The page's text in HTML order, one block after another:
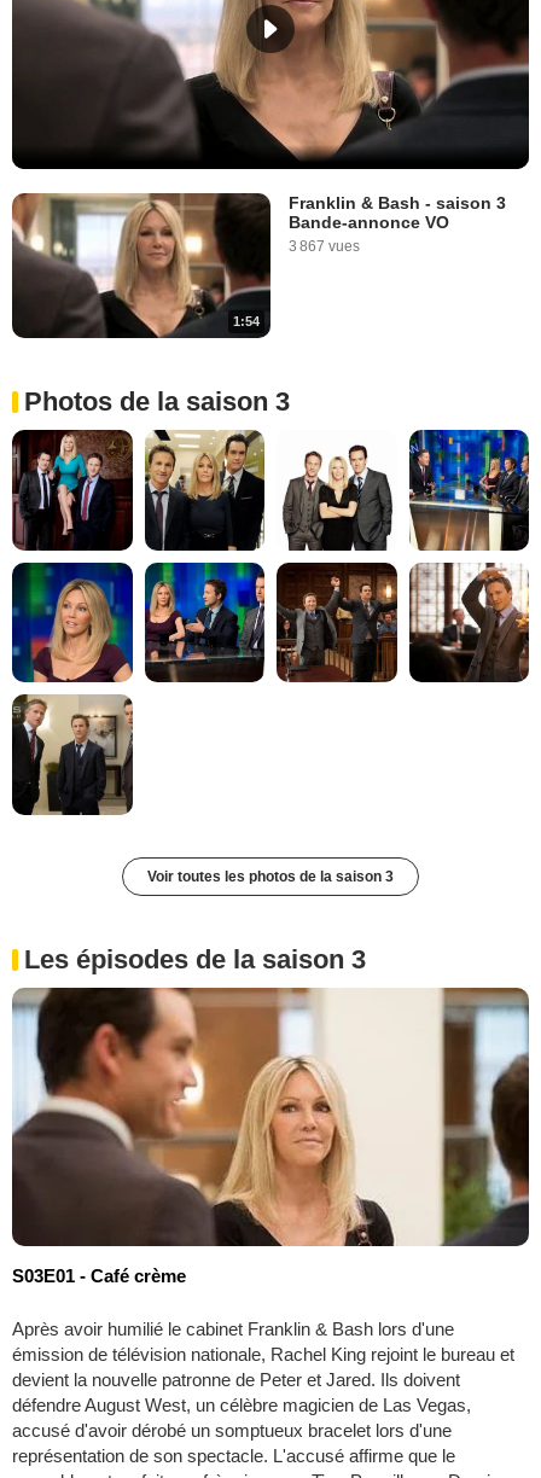
1:54
Franklin & Bash - saison 3
Bande-annonce VO
3 867 vues
Photos de la saison 3
Voir toutes les photos de la saison 3
Les épisodes de la saison 3
S03E01 - Café crème
Après avoir humilié le cabinet Franklin & Bash lors d'une
émission de télévision nationale, Rachel King rejoint le bureau et
devient la nouvelle patronne de Peter et Jared. Ils doivent
défendre August West, un célèbre magicien de Las Vegas,
accusé d'avoir dérobé un somptueux bracelet lors d'une
représentation de son spectacle. L'accusé affirme que le